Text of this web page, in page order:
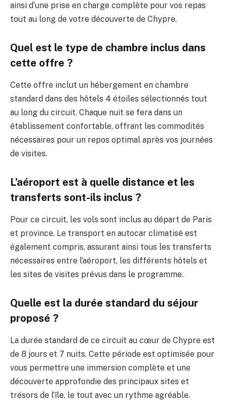
ainsi d’une prise en charge complète pour vos repas
tout au long de votre découverte de Chypre.
Quel est le type de chambre inclus dans
cette offre ?
Cette offre inclut un hébergement en chambre
standard dans des hôtels 4 étoiles sélectionnés tout
au long du circuit. Chaque nuit se fera dans un
établissement confortable, offrant les commodités
nécessaires pour un repos optimal après vos journées
de visites.
L’aéroport est à quelle distance et les
transferts sont-ils inclus ?
Pour ce circuit, les vols sont inclus au départ de Paris
et province. Le transport en autocar climatisé est
également compris, assurant ainsi tous les transferts
nécessaires entre l’aéroport, les différents hôtels et
les sites de visites prévus dans le programme.
Quelle est la durée standard du séjour
proposé ?
La durée standard de ce circuit au cœur de Chypre est
de 8 jours et 7 nuits. Cette période est optimisée pour
vous permettre une immersion complète et une
découverte approfondie des principaux sites et
trésors de l’île, le tout avec un rythme agréable.